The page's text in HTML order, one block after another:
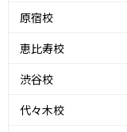
原宿校
恵比寿校
渋谷校
代々木校